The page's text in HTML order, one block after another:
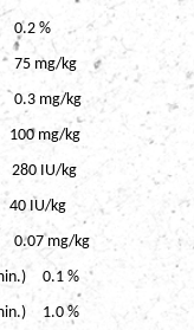
%
mg/kg
mg/kg
mg/kg
IU/kg
IU/kg
mg/kg
0.1 %
1.0 %